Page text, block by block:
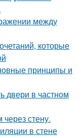
между
которые
принципы и
двери в частном
стену.
в стене